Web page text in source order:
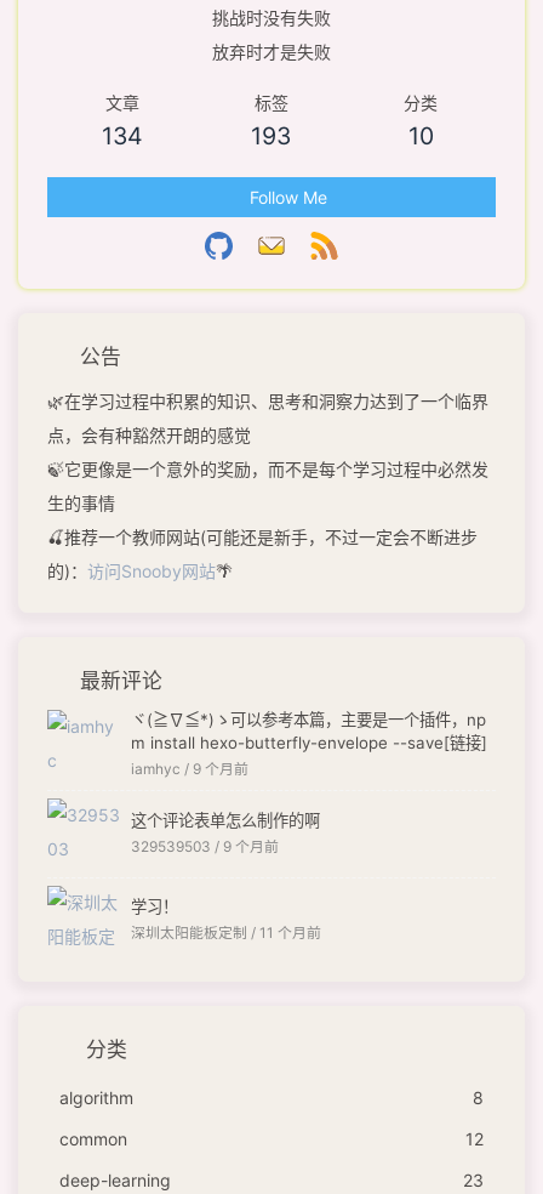
挑战时没有失败
放弃时才是失败
文章
134
标签
193
分类
10
Follow Me
公告
🌿在学习过程中积累的知识、思考和洞察力达到了一个临界
点，会有种豁然开朗的感觉
🍃它更像是一个意外的奖励，而不是每个学习过程中必然发
生的事情
🍒推荐一个教师网站(可能还是新手，不过一定会不断进步
的)： 访问Snooby网站🌴
最新评论
ヾ(≧∇≦*)ゝ可以参考本篇，主要是一个插件，np
m install hexo-butterfly-envelope --save[链接]
iamhyc / 9 个月前
这个评论表单怎么制作的啊
329539503 / 9 个月前
学习！
深圳太阳能板定制 / 11 个月前
分类
algorithm
8
common
12
deep-learning
23